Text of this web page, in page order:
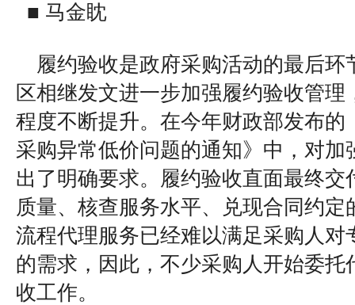
■ 马金眈
履约验收是政府采购活动的最后环
区相继发文进一步加强履约验收管
程度不断提升。在今年财政部发布的
采购异常低价问题的通知》中，对加
出了明确要求。履约验收直面最终交
质量、核查服务水平、兑现合同约定
流程代理服务已经难以满足采购人对
的需求，因此，不少采购人开始委托
收工作。